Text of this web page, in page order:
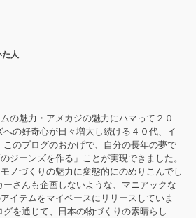
人
の魅力・アメカジの魅力にハマって２０
への好奇心が日々増大し続ける４０代、イ
このブログのおかげで、自分の長年の夢で
ジーンズを作る」ことが実現できました。
ノづくりの魅力に変態的にのめりこんでし
ーさんも企画しないような、マニアックな
イテムをマイペースにリリースしていま
グを通じて、日本の物づくりの素晴らし